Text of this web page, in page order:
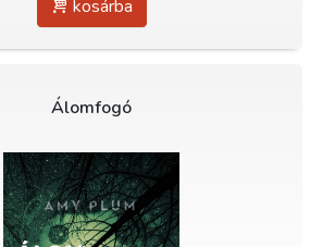
kosárba
Álomfogó